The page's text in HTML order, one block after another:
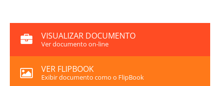
VISUALIZAR DOCUMENTO
Ver documento on-line
VER FLIPBOOK
Exibir documento como o FlipBook